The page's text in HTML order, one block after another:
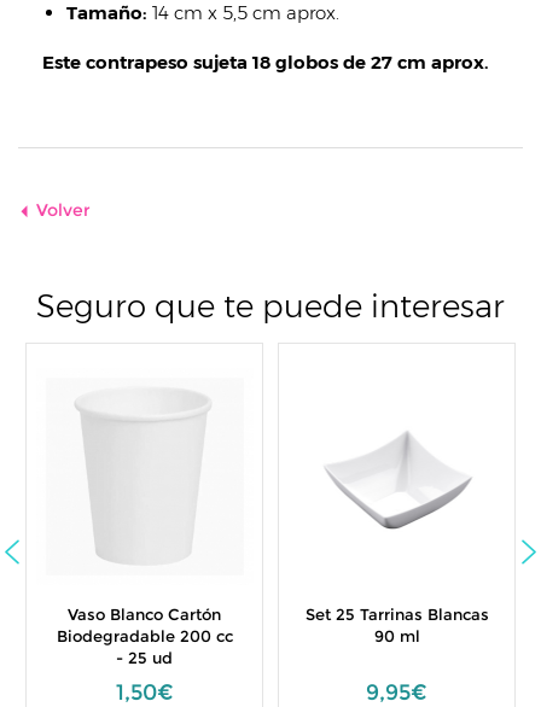
Tamaño: 14 cm x 5,5 cm aprox.
Este contrapeso sujeta 18 globos de 27 cm aprox.
Volver
Seguro que te puede interesar
Vaso Blanco Cartón
Biodegradable 200 cc
- 25 ud
1,50€
Set 25 Tarrinas Blancas
90 ml
9,95€